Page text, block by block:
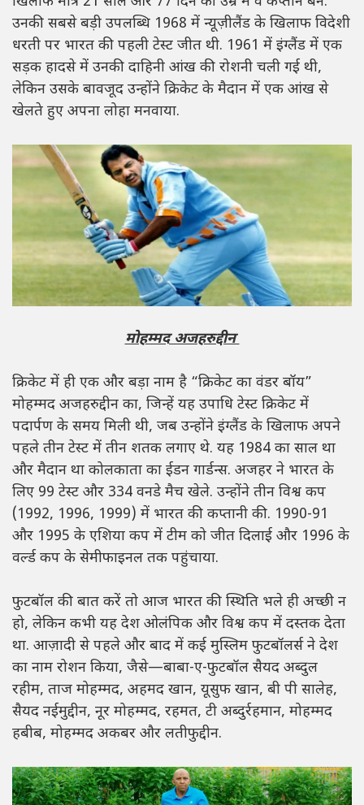
उनकी सबसे बड़ी उपलब्धि 1968 में न्यूज़ीलैंड के खिलाफ विदेशी
धरती पर भारत की पहली टेस्ट जीत थी. 1961 में इंग्लैंड में एक
सड़क हादसे में उनकी दाहिनी आंख की रोशनी चली गई थी,
लेकिन उसके बावजूद उन्होंने क्रिकेट के मैदान में एक आंख से
खेलते हुए अपना लोहा मनवाया.
मोहम्मद अजहरुद्दीन
क्रिकेट में ही एक और बड़ा नाम है “क्रिकेट का वंडर बॉय”
मोहम्मद अजहरुद्दीन का, जिन्हें यह उपाधि टेस्ट क्रिकेट में
पदार्पण के समय मिली थी, जब उन्होंने इंग्लैंड के खिलाफ अपने
पहले तीन टेस्ट में तीन शतक लगाए थे. यह 1984 का साल था
और मैदान था कोलकाता का ईडन गार्डन्स. अजहर ने भारत के
लिए 99 टेस्ट और 334 वनडे मैच खेले. उन्होंने तीन विश्व कप
(1992, 1996, 1999) में भारत की कप्तानी की. 1990-91
और 1995 के एशिया कप में टीम को जीत दिलाई और 1996 के
वर्ल्ड कप के सेमीफाइनल तक पहुंचाया.
फुटबॉल की बात करें तो आज भारत की स्थिति भले ही अच्छी न
हो, लेकिन कभी यह देश ओलंपिक और विश्व कप में दस्तक देता
था. आज़ादी से पहले और बाद में कई मुस्लिम फुटबॉलर्स ने देश
का नाम रोशन किया, जैसे—बाबा-ए-फुटबॉल सैयद अब्दुल
रहीम, ताज मोहम्मद, अहमद खान, यूसुफ खान, बी पी सालेह,
सैयद नईमुद्दीन, नूर मोहम्मद, रहमत, टी अब्दुर्रहमान, मोहम्मद
हबीब, मोहम्मद अकबर और लतीफुद्दीन.